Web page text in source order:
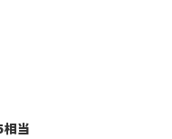
相当